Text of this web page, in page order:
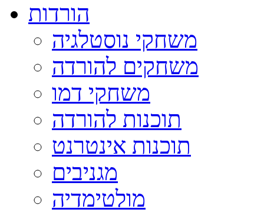
הורדות
משחקי נוסטלגיה
משחקים להורדה
משחקי דמו
תוכנות להורדה
תוכנות אינטרנט
מגניבים
מולטימדיה